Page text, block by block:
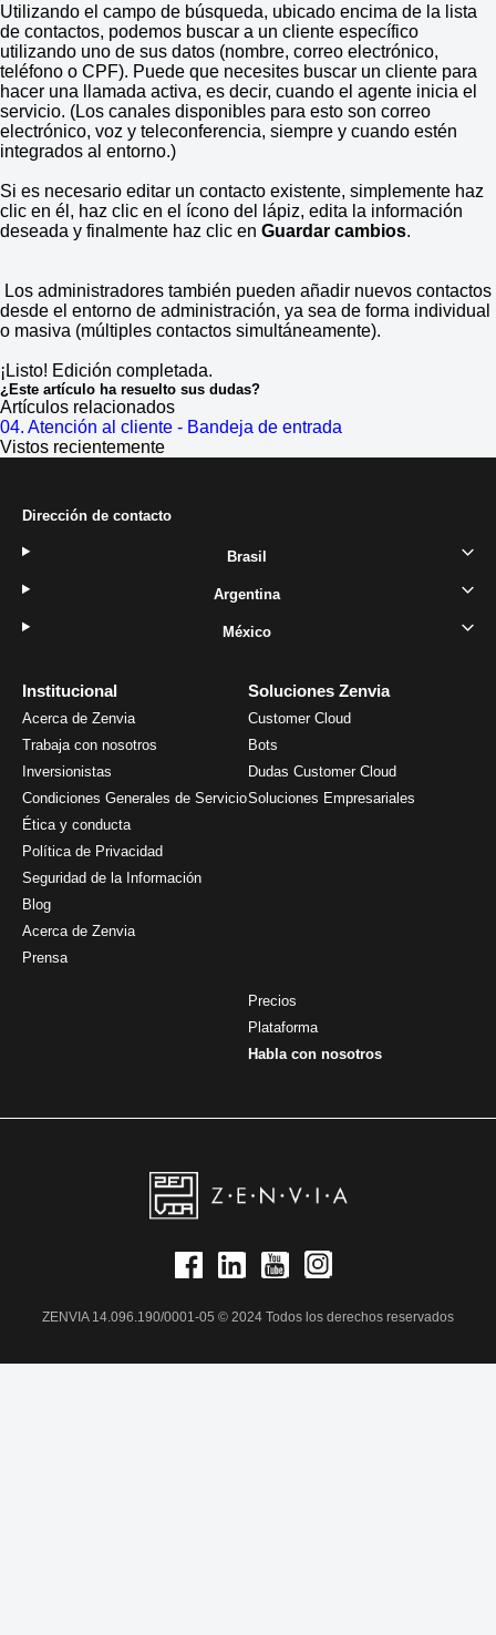
Utilizando el campo de búsqueda, ubicado encima de la lista
de contactos, podemos buscar a un cliente específico
utilizando uno de sus datos (nombre, correo electrónico,
teléfono o CPF). Puede que necesites buscar un cliente para
hacer una llamada activa, es decir, cuando el agente inicia el
servicio. (Los canales disponibles para esto son correo
electrónico, voz y teleconferencia, siempre y cuando estén
integrados al entorno.)
Si es necesario editar un contacto existente, simplemente haz
clic en él, haz clic en el ícono del lápiz, edita la información
deseada y finalmente haz clic en Guardar cambios.
Los administradores también pueden añadir nuevos contactos
desde el entorno de administración, ya sea de forma individual
o masiva (múltiples contactos simultáneamente).
¡Listo! Edición completada.
¿Este artículo ha resuelto sus dudas?
Artículos relacionados
04. Atención al cliente - Bandeja de entrada
Vistos recientemente
Institucional
Acerca de Zenvia
Trabaja con nosotros
Inversionistas
Condiciones Generales de Servicio
Ética y conducta
Política de Privacidad
Seguridad de la Información
Blog
Acerca de Zenvia
Prensa
Soluciones Zenvia
Customer Cloud
Bots
Dudas Customer Cloud
Soluciones Empresariales
Precios
Plataforma
Habla con nosotros
Dirección de contacto
Brasil
Argentina
México
ZENVIA 14.096.190/0001-05 © 2024 Todos los derechos reservados